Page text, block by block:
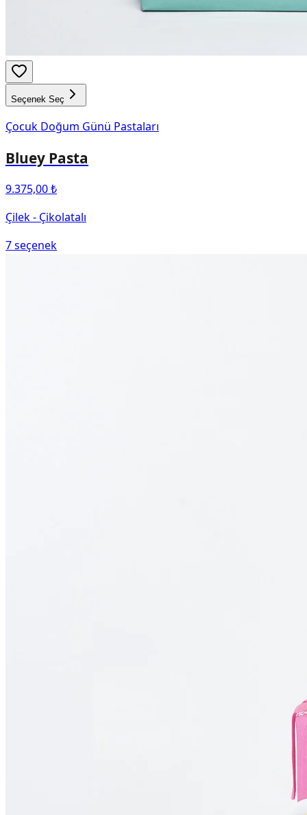
Seçenek Seç
Çocuk Doğum Günü Pastaları
Bluey Pasta
9.375,00 ₺
Çilek - Çikolatalı
7seçenek